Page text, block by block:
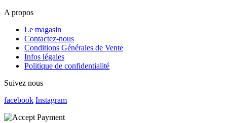
A propos
Le magasin
Contactez-nous
Conditions Générales de Vente
Infos légales
Politique de confidentialité
Suivez nous
facebook Instagram